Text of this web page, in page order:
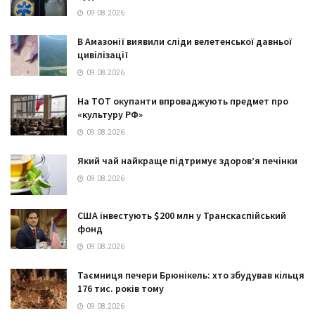
09.08.2026
В Амазонії виявили сліди велетенської давньої
цивілізації
09.08.2026
На ТОТ окупанти впроваджують предмет про
«культуру РФ»
09.08.2026
Який чай найкраще підтримує здоров’я печінки
09.08.2026
США інвестують $200 млн у Транскаспійський
фонд
09.08.2026
Таємниця печери Брюнікель: хто збудував кільця
176 тис. років тому
09.08.2026